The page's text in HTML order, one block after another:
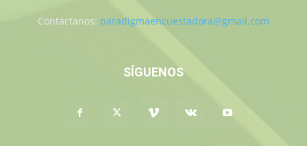
Contáctanos: paradigmaencuestadora@gmail.com
SÍGUENOS